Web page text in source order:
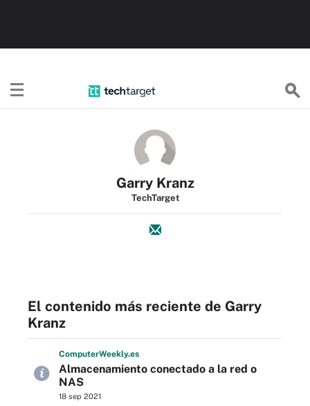
Garry Kranz
TechTarget
El contenido más reciente de Garry
Kranz
ComputerWeekly.es
Almacenamiento conectado a la red o
NAS
18 sep 2021